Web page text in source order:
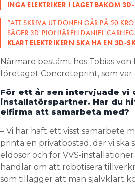
INGA ELEKTRIKER I LAGET BAKOM
”ATT SKRIVA UT DONEN GÅR PÅ 50
SÄGER 3D-PIONJÄREN DANIEL
KLART ELEKTRIKERN SKA HA EN 3D-
Närmare bestämt hos Tobias
företaget Concreteprint, som
För ett år sen intervjuade vi
installatörspartner. Har du
elfirma att samarbeta med?
­– Vi har haft ett visst samarbete
printa en privatbostad, där vi
eldosor och för VVS-
handlar om att robotisera
som tillägger att man självklart